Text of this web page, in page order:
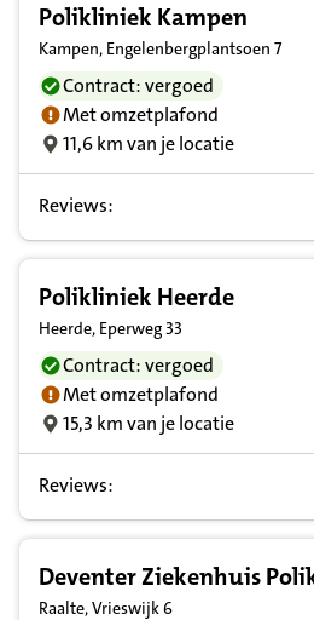
Polikliniek Kampen
Kampen, Engelenbergplantsoen 7
Contract: vergoed
Met omzetplafond
11,6 km van je locatie
Reviews:
Polikliniek Heerde
Heerde, Eperweg 33
Contract: vergoed
Met omzetplafond
15,3 km van je locatie
Reviews:
Deventer Ziekenhuis
Raalte, Vrieswijk 6